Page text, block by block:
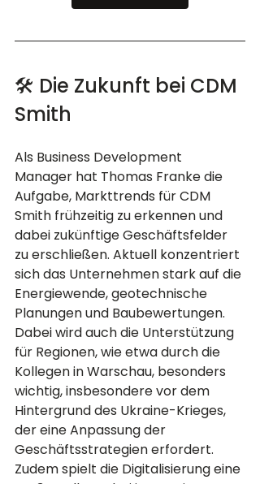
🛠️ Die Zukunft bei CDM
Smith
Als Business Development
Manager hat Thomas Franke die
Aufgabe, Markttrends für CDM
Smith frühzeitig zu erkennen und
dabei zukünftige Geschäftsfelder
zu erschließen. Aktuell konzentriert
sich das Unternehmen stark auf die
Energiewende, geotechnische
Planungen und Baubewertungen.
Dabei wird auch die Unterstützung
für Regionen, wie etwa durch die
Kollegen in Warschau, besonders
wichtig, insbesondere vor dem
Hintergrund des Ukraine-Krieges,
der eine Anpassung der
Geschäftsstrategien erfordert.
Zudem spielt die Digitalisierung eine